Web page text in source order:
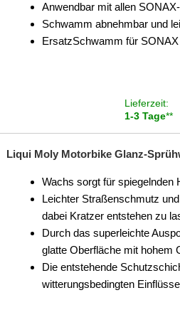
Anwendbar mit allen
Schwamm abnehmbar und
ErsatzSchwamm für
Lieferzeit:
1-3 Tage**
Liqui Moly Motorbike Glanz-
Wachs sorgt für spiegelnden
Leichter Straßenschmutz
dabei Kratzer entstehen zu
Durch das superleichte
glatte Oberfläche mit hohem
Die entstehende
witterungsbedingten